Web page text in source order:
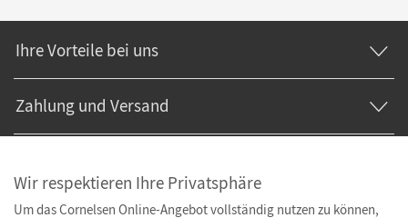
Ihre Vorteile bei uns
Zahlung und Versand
Wir respektieren Ihre Privatsphäre
Um das Cornelsen Online-Angebot vollständig nutzen zu können,